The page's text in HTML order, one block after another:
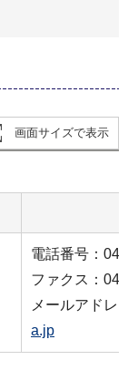
画面サイズで表示
電話番号：
ファクス：
メールアドレ
a.jp